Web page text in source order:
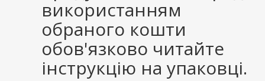
використанням
обраного кошти
обов'язково читайте
інструкцію на упаковці.